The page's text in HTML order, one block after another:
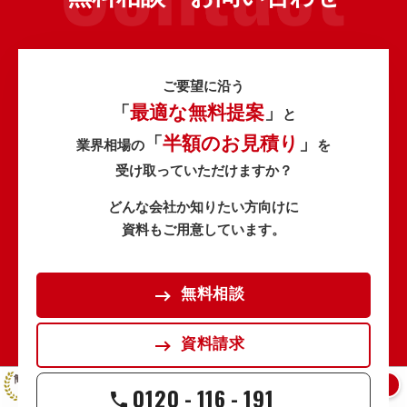
簡単な質問に答えるだけで見積り&資料請求
動画制作は初めてですか？
ご要望に沿う
「 最適な無料提案」
と
業界相場の
「 半額のお見積り 」
を
受け取っていただけますか？
どんな会社か知りたい方向けに
資料もご用意しています。
無料相談
資料請求
0120 -116 -191